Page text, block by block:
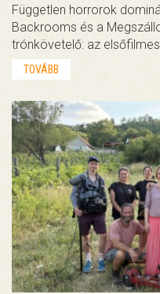
Független horrorok
Backrooms és a
trónkövetelő: az
TOVÁBB